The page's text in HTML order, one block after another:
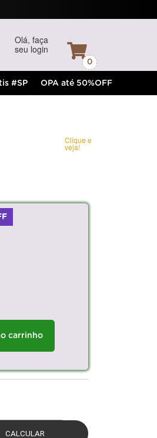
Olá, faça
seu login
0
#SP OPA até 50%OFF
Clique e
veja!
carrinho